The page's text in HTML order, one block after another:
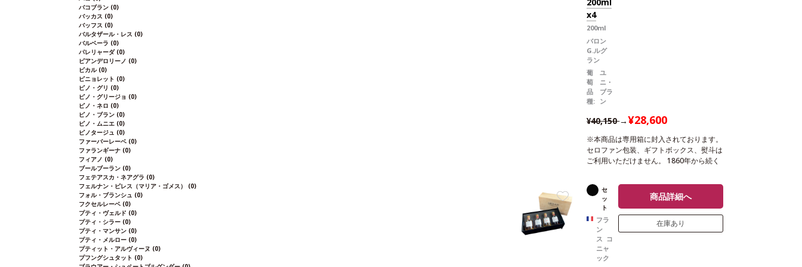
バコブラン (0)
バッカス (0)
バッフス (0)
バルタザール・レス (0)
バルベーラ (0)
パレリャーダ (0)
ピアンデロリーノ (0)
ビカル (0)
ピニョレット (0)
ピノ・グリ (0)
ピノ・グリージョ (0)
ピノ・ネロ (0)
ピノ・ブラン (0)
ピノ・ムニエ (0)
ピノタージュ (0)
ファーバーレーベ (0)
ファランギーナ (0)
フィアノ (0)
ブールブーラン (0)
フェテアスカ・ネアグラ (0)
フェルナン・ピレス（マリア・ゴメス） (0)
フォル・ブランシュ (0)
フクセルレーベ (0)
プティ・ヴェルド (0)
プティ・シラー (0)
プティ・マンサン (0)
プティ・メルロー (0)
プティット・アルヴィーヌ (0)
プフングシュタット (0)
x4
200ml
バロン
G.ルグ
ラン
葡
萄
品
種:
ユ
ニ・
ブラ
ン
¥40,150→¥28,600
※本商品は専用箱に封入されております。
セロファン包装、ギフトボックス、熨斗は
ご利用いただけません。 1860年から続く
特別セット。本セットにはアルマニャッ
ク（1974,1984,1994,2004）が各1本ずつ
含まれています。
※本商品は梱包済のセ
ット商品のため、以下は承れません。 ・
商品をバラして別梱包 ・商品を別配送先
へ送る ・セット内の一部商品を外す ・商
品のギフト梱包（無料ラッピング含む）
セ
ッ
ト
フラ
ン
ス コ
ニャ
ック
商品詳細へ
在庫あり